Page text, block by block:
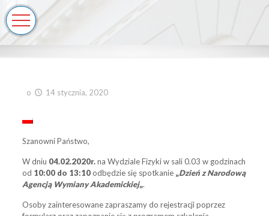
o 14 stycznia, 2020
Szanowni Państwo,
W dniu 04.02.2020r.na Wydziale Fizyki w sali 0.03 w godzinach
od 10:00 do 13:10odbędzie się spotkanie „Dzień z Narodową
Agencją Wymiany Akademickiej„.
Osoby zainteresowane zapraszamy do rejestracji poprzez